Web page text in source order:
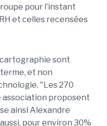
pour l’instant
et celles recensées
sont
et non
"Les 270
proposent
ainsi Alexandre
pour environ 30%